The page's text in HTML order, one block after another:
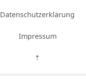
Datenschutzerklärung
Impressum
⇡